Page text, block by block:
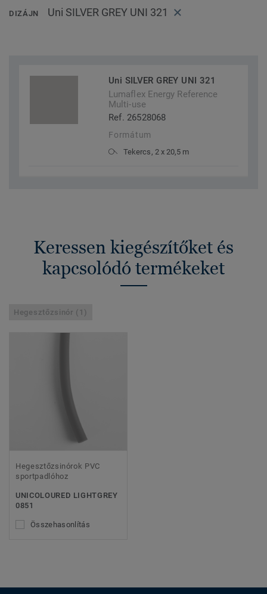
DIZÁJN Uni SILVER GREY UNI 321
Uni SILVER GREY UNI 321
Lumaflex Energy Reference
Multi-use
Ref. 26528068
Formátum
Tekercs, 2 x 20,5 m
Keressen kiegészítőket és
kapcsolódó termékeket
Hegesztőzsinór (1)
Hegesztőzsinórok PVC
sportpadlóhoz
UNICOLOURED LIGHTGREY
0851
Összehasonlítás